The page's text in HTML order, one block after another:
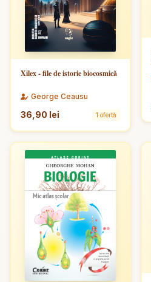
Xilex - file de istorie biocosmică
George Ceausu
36,90 lei 1 ofertă